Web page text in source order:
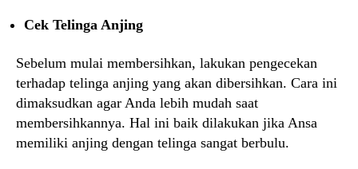
Cek Telinga Anjing
Sebelum mulai membersihkan, lakukan pengecekan
terhadap telinga anjing yang akan dibersihkan. Cara ini
dimaksudkan agar Anda lebih mudah saat
membersihkannya. Hal ini baik dilakukan jika Ansa
memiliki anjing dengan telinga sangat berbulu.